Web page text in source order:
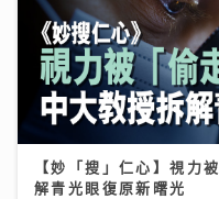
【妙「搜」仁心】視力
解青光眼復原新曙光